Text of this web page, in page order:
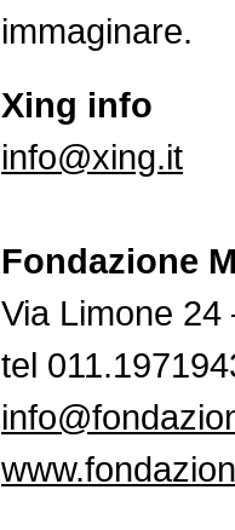
immaginare.
Xing info
info@xing.it
Fondazione
Via Limone 24
tel